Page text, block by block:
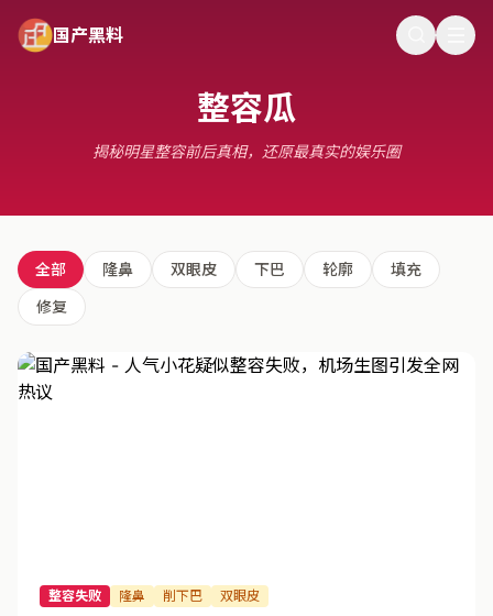
国产黑料
整容瓜
揭秘明星整容前后真相，还原最真实的娱乐圈
全部 隆鼻 双眼皮 下巴 轮廓
填充
修复
整容失败 隆鼻 削下巴 双眼皮